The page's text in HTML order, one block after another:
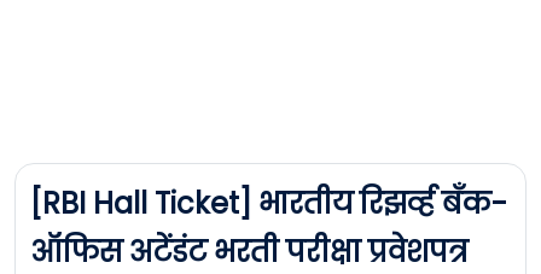
[RBI Hall Ticket] भारतीय रिझर्व्ह बँक-
ऑफिस अटेंडंट भरती परीक्षा प्रवेशपत्र